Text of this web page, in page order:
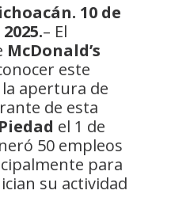
10 de
– El
McDonald’s
este
apertura de
de esta
el 1 de
50 empleos
para
su actividad